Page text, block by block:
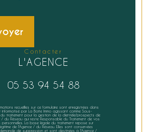
contacter
L'AGENCE
05 53 94 54 88
recueillies sur ce formulaire sont enregistrées dans
informatisé par La Boite Immo agissant comme Sous-
traitement pour la gestion de la clientèle/prospects de
/ du Réseau qui reste Responsable du Traitement de vos
personnelles. La base légale du traitement repose sur
de l'Agence / du Réseau. Elles sont conservées
de suppression et sont destinées à l'Agence /